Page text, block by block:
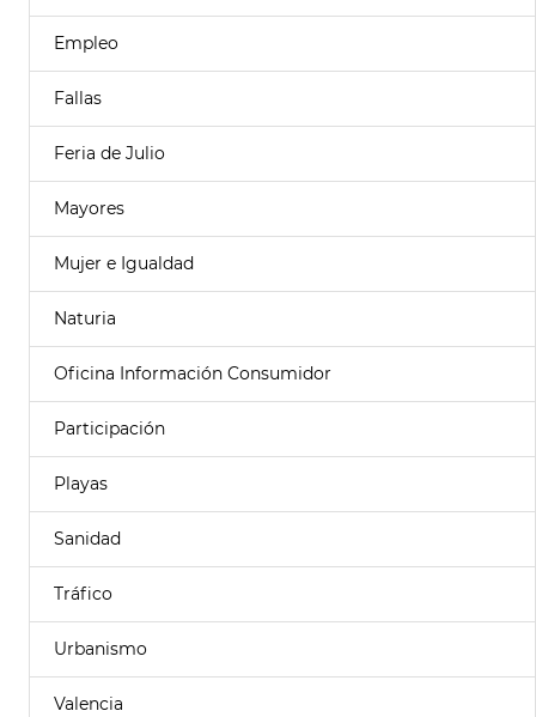
Empleo
Fallas
Feria de Julio
Mayores
Mujer e Igualdad
Naturia
Oficina Información Consumidor
Participación
Playas
Sanidad
Tráfico
Urbanismo
Valencia